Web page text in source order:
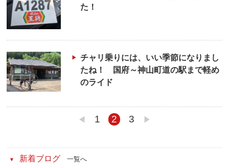
た！
チャリ乗りには、いい季節になりまし
たね！ 国府～神山町道の駅まで軽め
のライド
◀︎ 1 2 3 ▶︎
新着ブログ 一覧へ